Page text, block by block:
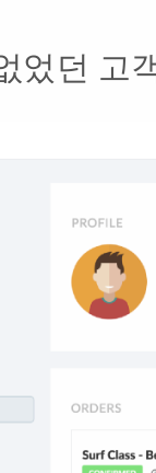
었던 고